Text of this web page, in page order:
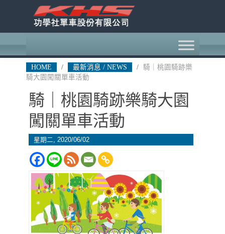
HOME / 最新消息 / NEWS /
騎｜桃園騎跡樂
騎大園闖關單車活動
騎｜桃園騎跡樂騎大園
闖關單車活動
星期二, 2020/06/02